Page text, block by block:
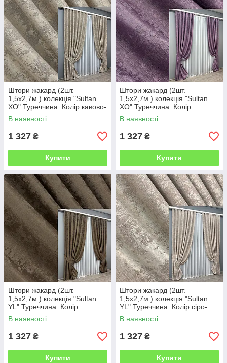
Штори жакард (2шт.
1,5х2,7м.) колекція "Sultan
XO" Туреччина. Колір кавово-
сірий. Код 1144ш 30-957
В наявності
1 327 ₴
Купити
Штори жакард (2шт.
1,5х2,7м.) колекція "Sultan
XO" Туреччина. Колір
фіолетовий. Код 1145ш 30-
960
В наявності
1 327 ₴
Купити
Штори жакард (2шт.
1,5х2,7м.) колекція "Sultan
YL" Туреччина. Колір
коричневий. Код 1203ш 33-
0030
В наявності
1 327 ₴
Купити
Штори жакард (2шт.
1,5х2,7м.) колекція "Sultan
YL" Туреччина. Колір сіро-
бежевий. Код 1206ш 33-0027
В наявності
1 327 ₴
Купити